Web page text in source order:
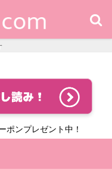
ポンプレゼント中！